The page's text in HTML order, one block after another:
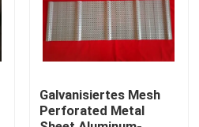
Galvanisiertes Mesh
Perforated Metal